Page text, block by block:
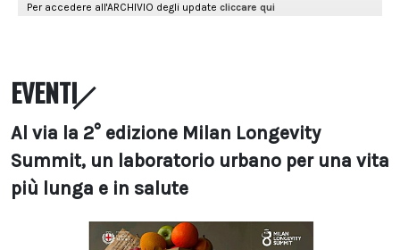
EVENTI
Al via la 2° edizione Milan Longevity
Summit, un laboratorio urbano per una vita
più lunga e in salute